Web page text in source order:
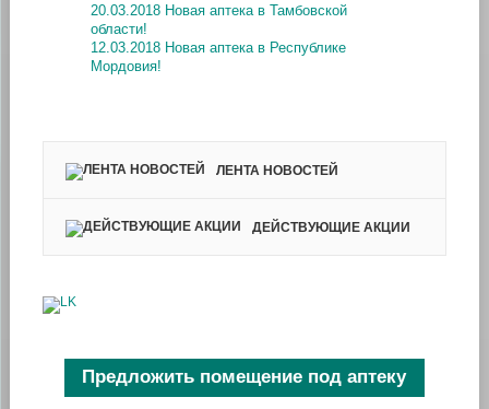
20.03.2018 Новая аптека в Тамбовской
области!
12.03.2018 Новая аптека в Республике
Мордовия!
ЛЕНТА НОВОСТЕЙ
ДЕЙСТВУЮЩИЕ АКЦИИ
Предложить помещение под аптеку